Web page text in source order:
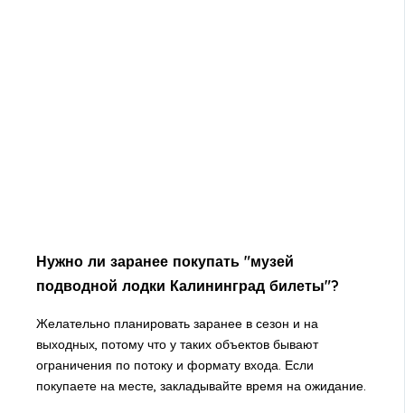
Нужно ли заранее покупать "музей
подводной лодки Калининград билеты"?
Желательно планировать заранее в сезон и на
выходных, потому что у таких объектов бывают
ограничения по потоку и формату входа. Если
покупаете на месте, закладывайте время на ожидание.